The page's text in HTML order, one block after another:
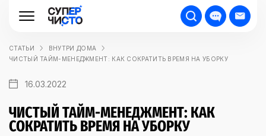
СТАТЬИ
ВНУТРИ ДОМА
ЧИСТЫЙ ТАЙМ-МЕНЕДЖМЕНТ: КАК СОКРАТИТЬ ВРЕМЯ НА УБОРКУ
16.03.2022
ЧИСТЫЙ ТАЙМ-МЕНЕДЖМЕНТ: КАК
СОКРАТИТЬ ВРЕМЯ НА УБОРКУ